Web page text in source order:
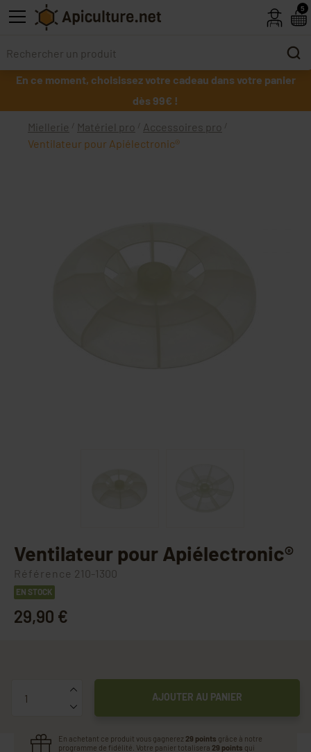
Skip to main content
En ce moment, choisissez votre cadeau dans votre panier
dès 99€ !
Miellerie Matériel pro
Accessoires pro
Ventilateur pour Apiélectronic®
Ventilateur pour Apiélectronic®
Référence 210-1300
EN STOCK
29,90 €
AJOUTER AU PANIER
En achetant ce produit vous gagnerez 29 points grâce à notre
programme de fidélité. Votre panier totalisera 29 points qui
5